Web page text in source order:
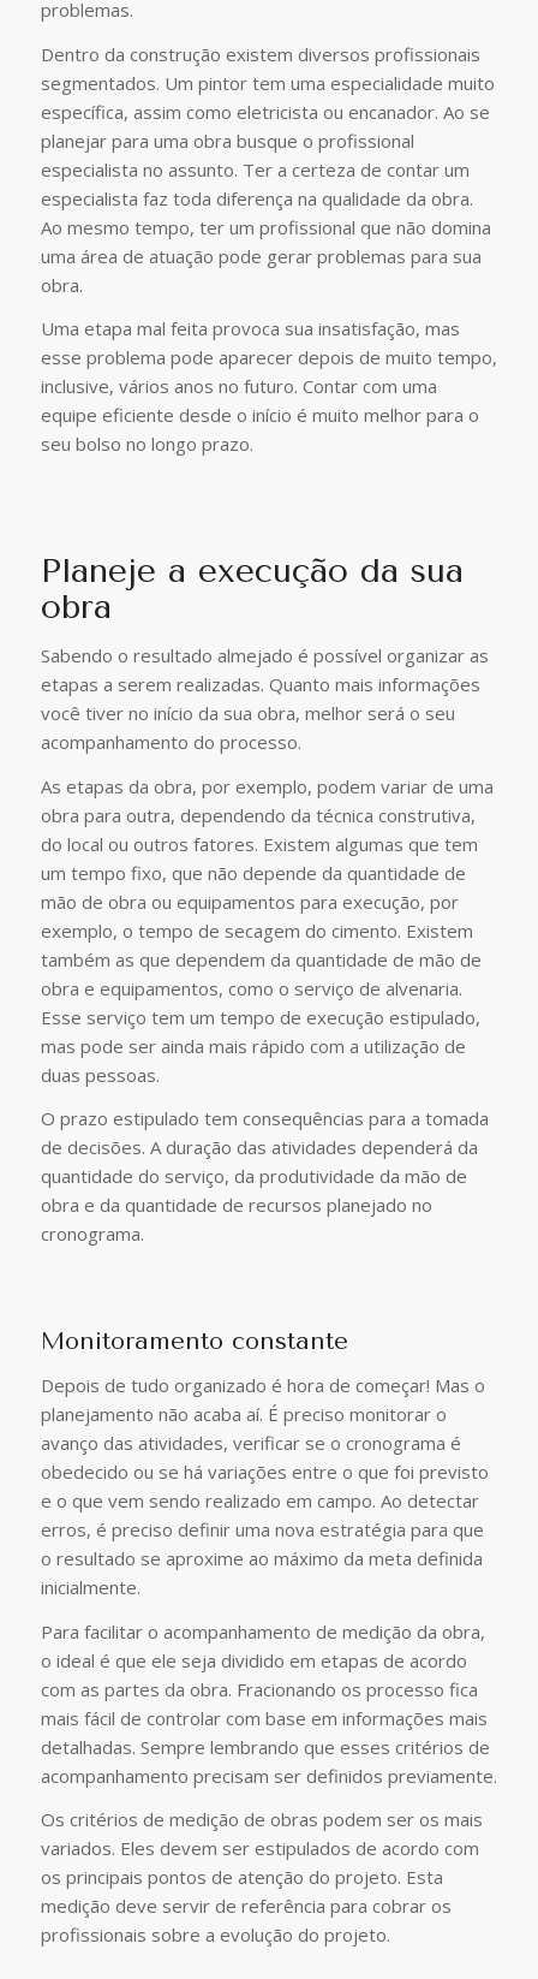
problemas.
Dentro da construção existem diversos profissionais
segmentados. Um pintor tem uma especialidade muito
específica, assim como eletricista ou encanador. Ao se
planejar para uma obra busque o profissional
especialista no assunto. Ter a certeza de contar um
especialista faz toda diferença na qualidade da obra.
Ao mesmo tempo, ter um profissional que não domina
uma área de atuação pode gerar problemas para sua
obra.
Uma etapa mal feita provoca sua insatisfação, mas
esse problema pode aparecer depois de muito tempo,
inclusive, vários anos no futuro. Contar com uma
equipe eficiente desde o início é muito melhor para o
seu bolso no longo prazo.
Planeje a execução da sua
obra
Sabendo o resultado almejado é possível organizar as
etapas a serem realizadas. Quanto mais informações
você tiver no início da sua obra, melhor será o seu
acompanhamento do processo.
As etapas da obra, por exemplo, podem variar de uma
obra para outra, dependendo da técnica construtiva,
do local ou outros fatores. Existem algumas que tem
um tempo fixo, que não depende da quantidade de
mão de obra ou equipamentos para execução, por
exemplo, o tempo de secagem do cimento. Existem
também as que dependem da quantidade de mão de
obra e equipamentos, como o serviço de alvenaria.
Esse serviço tem um tempo de execução estipulado,
mas pode ser ainda mais rápido com a utilização de
duas pessoas.
O prazo estipulado tem consequências para a tomada
de decisões. A duração das atividades dependerá da
quantidade do serviço, da produtividade da mão de
obra e da quantidade de recursos planejado no
cronograma.
Monitoramento constante
Depois de tudo organizado é hora de começar! Mas o
planejamento não acaba aí. É preciso monitorar o
avanço das atividades, verificar se o cronograma é
obedecido ou se há variações entre o que foi previsto
e o que vem sendo realizado em campo. Ao detectar
erros, é preciso definir uma nova estratégia para que
o resultado se aproxime ao máximo da meta definida
inicialmente.
Para facilitar o acompanhamento de medição da obra,
o ideal é que ele seja dividido em etapas de acordo
com as partes da obra. Fracionando os processo fica
mais fácil de controlar com base em informações mais
detalhadas. Sempre lembrando que esses critérios de
acompanhamento precisam ser definidos previamente.
Os critérios de medição de obras podem ser os mais
variados. Eles devem ser estipulados de acordo com
os principais pontos de atenção do projeto. Esta
medição deve servir de referência para cobrar os
profissionais sobre a evolução do projeto.